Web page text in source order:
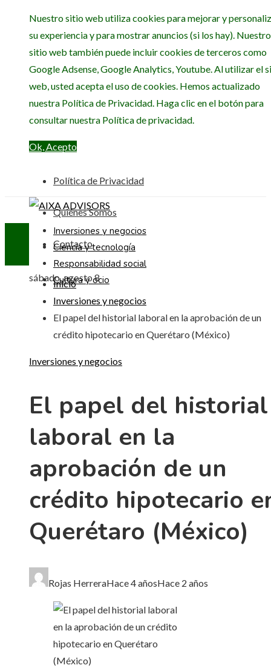
Nuestro sitio web utiliza cookies para mejorar y
su experiencia y para mostrar anuncios (si los hay). Nuestro
sitio web también puede incluir cookies de terceros como
Google Adsense, Google Analytics, Youtube. Al utilizar el
web, usted acepta el uso de cookies. Hemos actualizado
nuestra Política de Privacidad. Haga clic en el botón para
consultar nuestra Política de privacidad.
Ok, Acepto
Política de Privacidad
Quiénes Somos
Contacto
sábado, agosto 8
Inversiones y negocios
Ciencia y tecnología
Responsabilidad social
Cultura y ocio
Inicio
Inversiones y negocios
El papel del historial laboral en la aprobación de un
crédito hipotecario en Querétaro (México)
Inversiones y negocios
El papel del historial
laboral en la
aprobación de un
crédito hipotecario
Querétaro (México)
Rojas HerreraHace 4 añosHace 2 años